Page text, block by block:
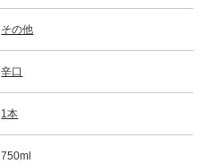
その他
辛口
1本
750ml